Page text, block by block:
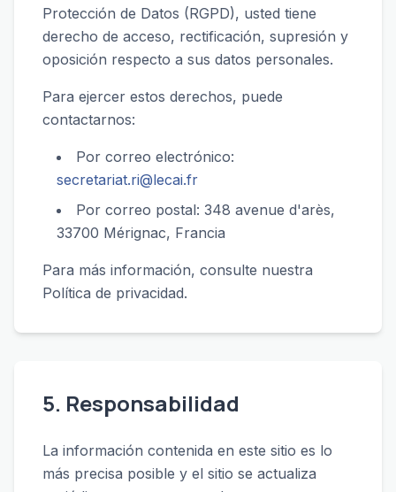
Protección de Datos (RGPD), usted tiene
derecho de acceso, rectificación, supresión y
oposición respecto a sus datos personales.
Para ejercer estos derechos, puede
contactarnos:
Por correo electrónico:
secretariat.ri@lecai.fr
Por correo postal: 348 avenue d'arès,
33700 Mérignac, Francia
Para más información, consulte nuestra
Política de privacidad.
5. Responsabilidad
La información contenida en este sitio es lo
más precisa posible y el sitio se actualiza